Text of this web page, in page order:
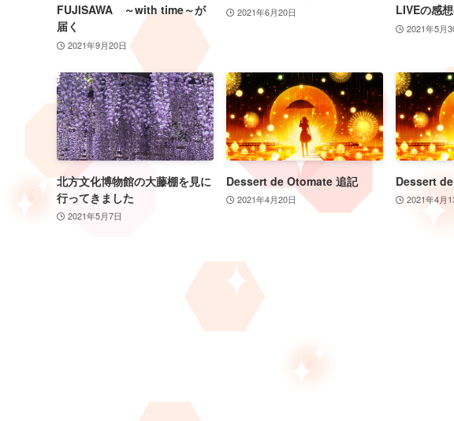
FUJISAWA ～with time～が
届く
2021年9月20日
2021年6月20日
LIVEの感
2021年5月
北方文化博物館の大藤棚を見に
行ってきました
2021年5月7日
Dessert de Otomate 追記
2021年4月20日
Dessert
2021年4月